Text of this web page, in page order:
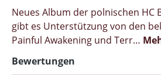
Neues Album der polnischen HC
gibt es Unterstützung von den
Painful Awakening und Terr…
Bewertungen